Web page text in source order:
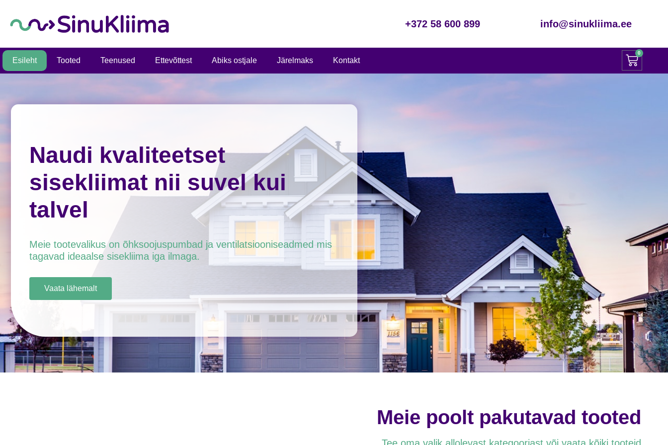
+372 58 600 899 info@sinukliima.ee
Esileht Tooted Teenused Ettevõttest Abiks ostjale Järelmaks Kontakt
0
Naudi kvaliteetset
sisekliimat nii suvel kui
talvel
Meie tootevalikus on õhksoojuspumbad ja ventilatsiooniseadmed mis
tagavad ideaalse sisekliima iga ilmaga.
Vaata lähemalt
Meie poolt pakutavad tooted